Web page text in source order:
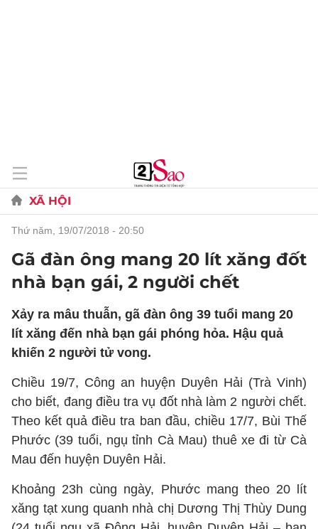
XÃ HỘI
thứ năm, 19/07/2018 - 20:50
Gã đàn ông mang 20 lít xăng đốt
nhà bạn gái, 2 người chết
Xảy ra mâu thuẫn, gã đàn ông 39 tuổi mang 20
lít xăng đến nhà bạn gái phóng hỏa. Hậu quả
khiến 2 người tử vong.
Chiều 19/7, Công an huyện Duyên Hải (Trà Vinh)
cho biết, đang điều tra vụ đốt nhà làm 2 người chết.
Theo kết quả điều tra ban đầu, chiều 17/7, Bùi Thế
Phước (39 tuổi, ngụ tỉnh Cà Mau) thuê xe đi từ Cà
Mau đến huyện Duyên Hải.
Khoảng 23h cùng ngày, Phước mang theo 20 lít
xăng tạt xung quanh nhà chị Dương Thị Thùy Dung